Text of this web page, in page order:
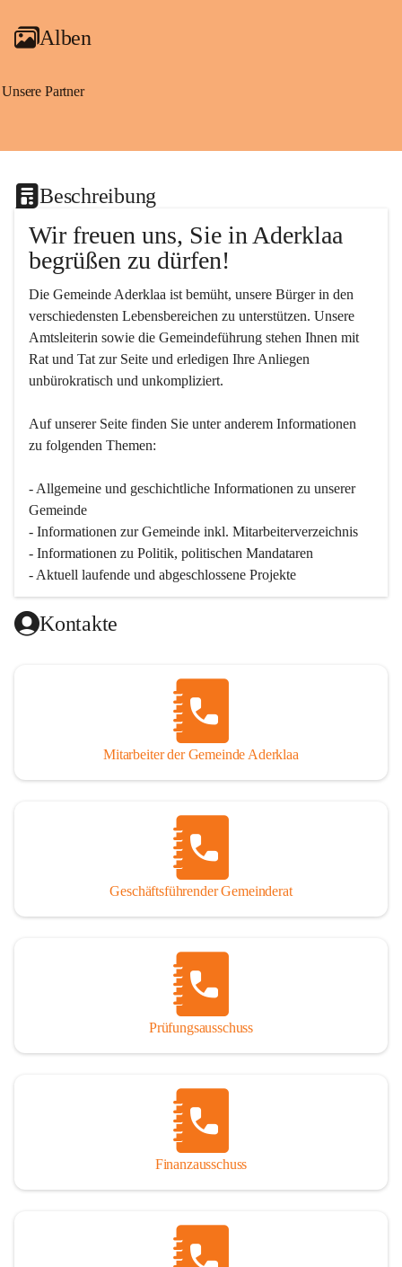
Alben
Unsere Partner
Beschreibung
Wir freuen uns, Sie in Aderklaa
begrüßen zu dürfen!
Die Gemeinde Aderklaa ist bemüht, unsere Bürger in den
verschiedensten Lebensbereichen zu unterstützen. Unsere
Amtsleiterin sowie die Gemeindeführung stehen Ihnen mit
Rat und Tat zur Seite und erledigen Ihre Anliegen
unbürokratisch und unkompliziert.
Auf unserer Seite finden Sie un­ter an­de­rem Informationen
zu folgenden Themen:
- Allgemeine und geschichtliche Informationen zu unserer
Gemeinde
- Informationen zur Gemeinde inkl. Mitarbeiterverzeichnis
- Informationen zu Politik, politischen Mandataren
- Aktuell laufende und abgeschlossene Projekte
Kontakte
Mitarbeiter der Gemeinde Aderklaa
Geschäftsführender Gemeinderat
Prüfungsausschuss
Finanzausschuss